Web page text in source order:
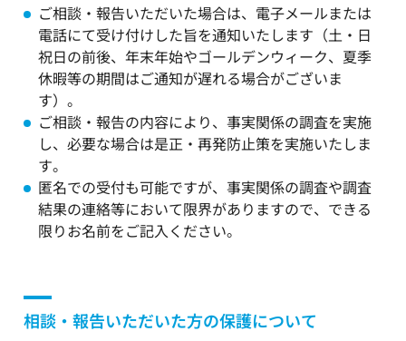
ご相談・報告いただいた場合は、電子メールまたは
電話にて受け付けした旨を通知いたします（土・日
祝日の前後、年末年始やゴールデンウィーク、夏季
休暇等の期間はご通知が遅れる場合がございま
す）。
ご相談・報告の内容により、事実関係の調査を実施
し、必要な場合は是正・再発防止策を実施いたしま
す。
匿名での受付も可能ですが、事実関係の調査や調査
結果の連絡等において限界がありますので、できる
限りお名前をご記入ください。
相談・報告いただいた方の保護について